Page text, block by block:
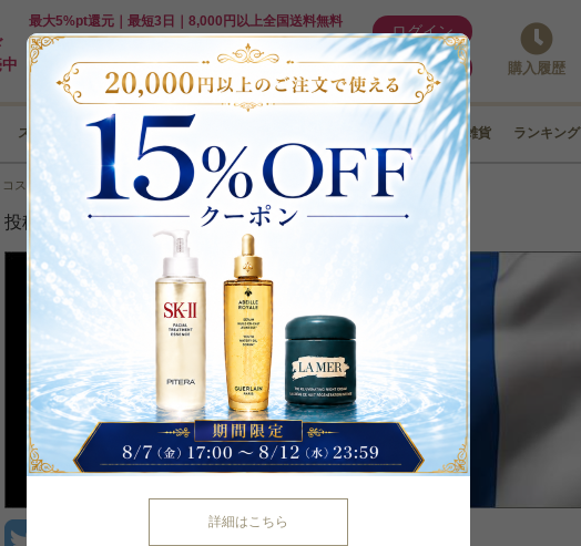
最大5%pt還元｜最短3日｜8,000円以上全国送料無料
ログイン
新規登録 購入履歴
スキンケア メイクアップ ヘアケア コフレ･雑貨 ランキング
詳細はこちら
コスメ特集＆コラム ＞フランスコスメ・化粧品
投稿日：2025/01/11 海外